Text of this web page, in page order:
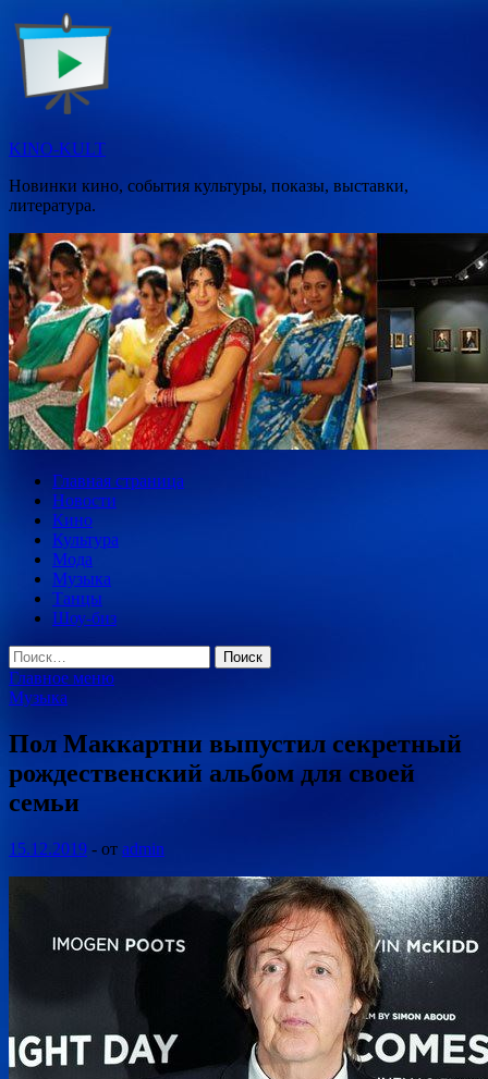
Перейти
к
содержимому
KINO-KULT
Новинки кино, события культуры, показы, выставки,
литература.
Главная страница
Новости
Кино
Культура
Мода
Музыка
Танцы
Шоу-биз
Найти:
Главное меню
Музыка
Пол Маккартни выпустил секретный
рождественский альбом для своей
семьи
15.12.2019 - от admin